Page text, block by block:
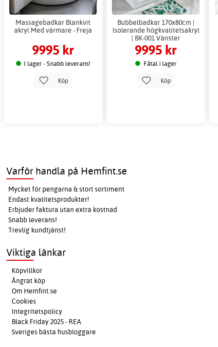
Massagebadkar Blankvit
akryl Med värmare - Freja
9995 kr
I lager - Snabb leverans!
Köp
Bubbelbadkar 170x80cm |
Isolerande högkvalitetsakryl
| BK-001 Vänster
9995 kr
Fåtal i lager
Köp
Varför handla på Hemfint.se
Mycket för pengarna & stort sortiment
Endast kvalitetsprodukter!
Erbjuder faktura utan extra kostnad
Snabb leverans!
Trevlig kundtjänst!
Viktiga länkar
Köpvillkor
Ångrat köp
Om Hemfint.se
Cookies
Integritetspolicy
Black Friday 2025 - REA
Sveriges bästa husbloggare